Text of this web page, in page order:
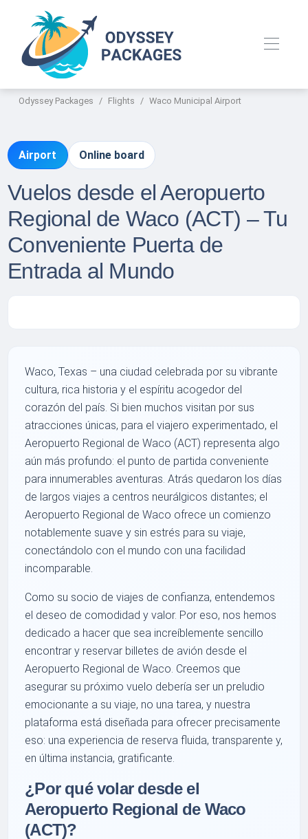
Odyssey Packages Flights Waco Municipal Airport
Airport Online board
Vuelos desde el Aeropuerto
Regional de Waco (ACT) – Tu
Conveniente Puerta de
Entrada al Mundo
Waco, Texas – una ciudad celebrada por su vibrante
cultura, rica historia y el espíritu acogedor del
corazón del país. Si bien muchos visitan por sus
atracciones únicas, para el viajero experimentado, el
Aeropuerto Regional de Waco (ACT) representa algo
aún más profundo: el punto de partida conveniente
para innumerables aventuras. Atrás quedaron los días
de largos viajes a centros neurálgicos distantes; el
Aeropuerto Regional de Waco ofrece un comienzo
notablemente suave y sin estrés para su viaje,
conectándolo con el mundo con una facilidad
incomparable.
Como su socio de viajes de confianza, entendemos
el deseo de comodidad y valor. Por eso, nos hemos
dedicado a hacer que sea increíblemente sencillo
encontrar y reservar billetes de avión desde el
Aeropuerto Regional de Waco. Creemos que
asegurar su próximo vuelo debería ser un preludio
emocionante a su viaje, no una tarea, y nuestra
plataforma está diseñada para ofrecer precisamente
eso: una experiencia de reserva fluida, transparente y,
en última instancia, gratificante.
¿Por qué volar desde el
Aeropuerto Regional de Waco
(ACT)?